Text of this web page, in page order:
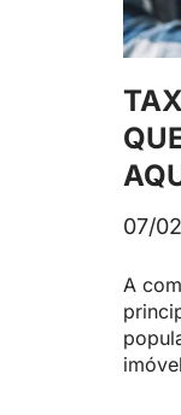
07/
A